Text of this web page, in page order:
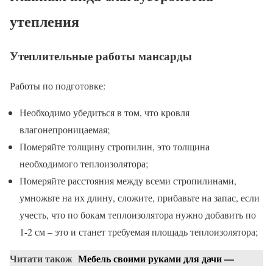
утепления
Утеплительные работы мансарды
Работы по подготовке:
Необходимо убедиться в том, что кровля
влагонепроницаемая;
Померяйте толщину стропилин, это толщина
необходимого теплоизолятора;
Померяйте расстояния между всеми стропилинами,
умножьте на их длину, сложите, прибавьте на запас, если
учесть, что по бокам теплоизолятора нужно добавить по
1-2 см – это и станет требуемая площадь теплоизолятора;
Читати також Мебель своими руками для дачи —